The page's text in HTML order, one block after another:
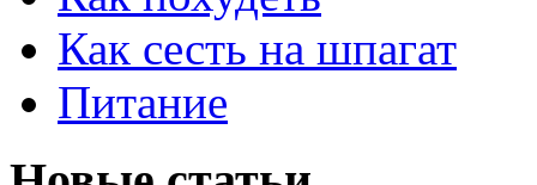
Как сесть на шпагат
Питание